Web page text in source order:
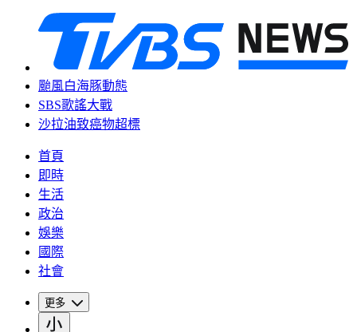
颱風白海豚動態
SBS歌謠大戰
沙拉油致癌物超標
首頁
即時
生活
政治
娛樂
國際
社會
更多